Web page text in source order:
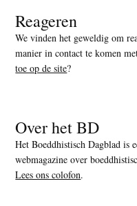
Reageren
We vinden het geweldig om
manier in contact te komen
toe op de site?
Over het BD
Het Boeddhistisch Dagblad is
webmagazine over
Lees ons colofon.